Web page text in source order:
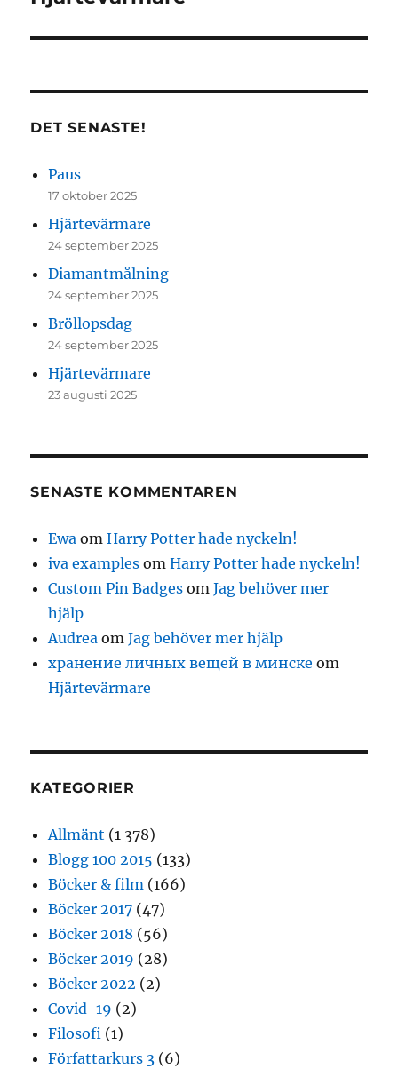
DET SENASTE!
Paus
17 oktober 2025
Hjärtevärmare
24 september 2025
Diamantmålning
24 september 2025
Bröllopsdag
24 september 2025
Hjärtevärmare
23 augusti 2025
SENASTE KOMMENTAREN
Ewa omHarry Potter hade nyckeln!
iva examples omHarry Potter hade nyckeln!
Custom Pin Badges omJag behöver mer
hjälp
Audrea omJag behöver mer hjälp
хранение личных вещей в минске om
Hjärtevärmare
KATEGORIER
Allmänt (1 378)
Blogg 100 2015 (133)
Böcker & film (166)
Böcker 2017 (47)
Böcker 2018 (56)
Böcker 2019 (28)
Böcker 2022 (2)
Covid-19 (2)
Filosofi (1)
Författarkurs 3 (6)